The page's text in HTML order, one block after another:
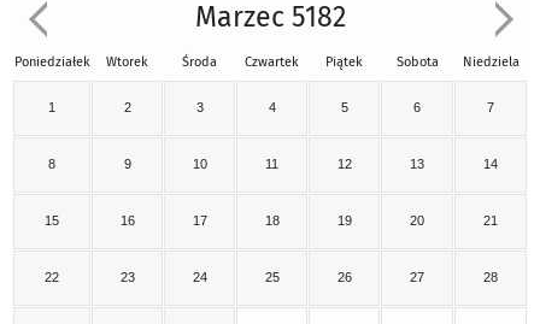
Marzec 5182
Poniedziałek Wtorek Środa Czwartek Piątek Sobota Niedziela
1 2 3 4 5 6 7
8 9 10 11 12 13 14
15 16 17 18 19 20 21
22 23 24 25 26 27 28